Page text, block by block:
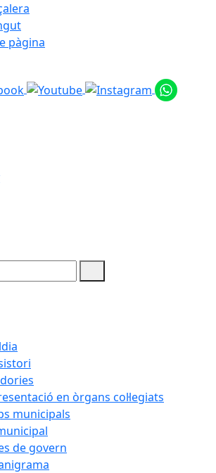
pàgina
en òrgans col·legiats
municipals
de govern